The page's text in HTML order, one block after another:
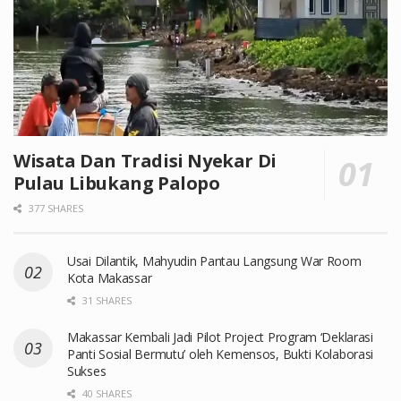
Wisata Dan Tradisi Nyekar Di
Pulau Libukang Palopo
377 SHARES
Usai Dilantik, Mahyudin Pantau Langsung War Room
Kota Makassar
31 SHARES
Makassar Kembali Jadi Pilot Project Program ‘Deklarasi
Panti Sosial Bermutu’ oleh Kemensos, Bukti Kolaborasi
Sukses
40 SHARES